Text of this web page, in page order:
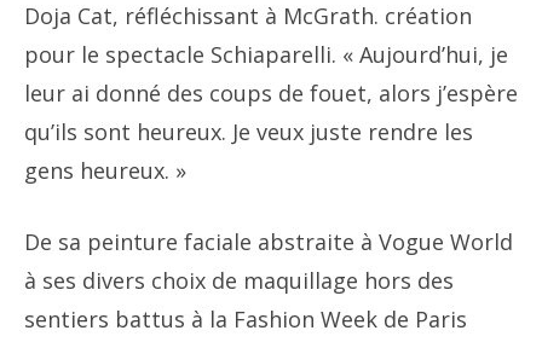
Doja Cat, réfléchissant à McGrath. création
pour le spectacle Schiaparelli. « Aujourd’hui, je
leur ai donné des coups de fouet, alors j’espère
qu’ils sont heureux. Je veux juste rendre les
gens heureux. »
De sa peinture faciale abstraite à Vogue World
à ses divers choix de maquillage hors des
sentiers battus à la Fashion Week de Paris